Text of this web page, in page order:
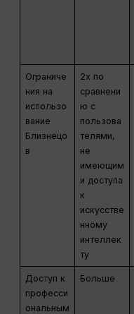
Ограниче
ния на
использо
вание
Близнецо
в
2x по
сравнени
ю с
пользова
телями,
не
имеющим
и доступа
к
искусстве
нному
интеллек
ту
Доступ к
професси
ональным
Больше